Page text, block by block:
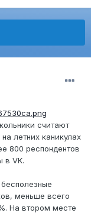
считают
летних каникулах
800 респондентов
в VK.
меньше всего
На втором месте